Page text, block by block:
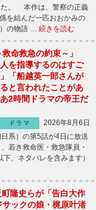
た。 本作は、警察の正義
を結んだ一匹おおかみの
の物語 … 続きを読む
命救急の約束～」
を指導するのはすご
「船越英一郎さんが
と言われたことがあ
2時間ドラマの帝王だ
ドラマ
2026年8月6日
系）の第5話が4日に放送
若き救命医・救急隊員・
、ネタバレを含みます）
町隆史らが「告白大作
ックの娘・梶原叶渚